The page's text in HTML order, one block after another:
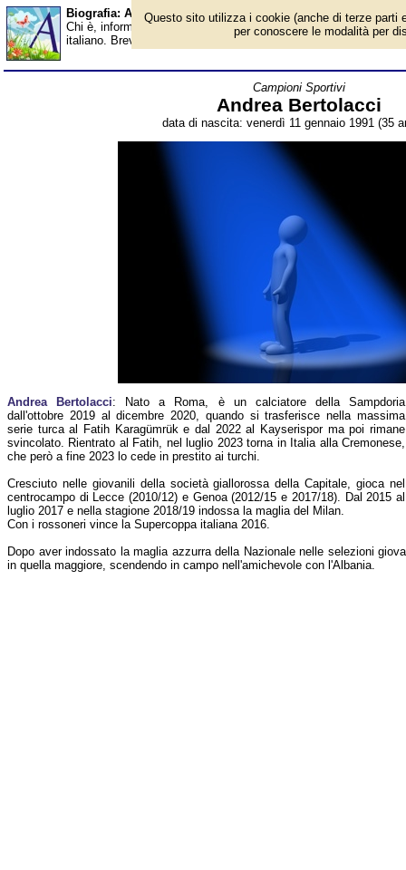
Biografia: Andrea Bertolacci - età - Almanacco
Chi è, informazioni, foto, qual è la data di nascita, età, dove è
italiano. Breve biografia. Voce dell'Almanacco.
Campioni Sportivi
Andrea Bertolacci
data di nascita: venerdì 11 gennaio 1991 (35
Andrea Bertolacci: Nato a Roma, è un calciatore della Sampdoria
dall'ottobre 2019 al dicembre 2020, quando si trasferisce nella massima
serie turca al Fatih Karagümrük e dal 2022 al Kayserispor ma poi rimane
svincolato. Rientrato al Fatih, nel luglio 2023 torna in Italia alla Cremonese,
che però a fine 2023 lo cede in prestito ai turchi.
Cresciuto nelle giovanili della società giallorossa della Capitale, gioca nel
centrocampo di Lecce (2010/12) e Genoa (2012/15 e 2017/18). Dal 2015 al
luglio 2017 e nella stagione 2018/19 indossa la maglia del Milan.
Con i rossoneri vince la Supercoppa italiana 2016.
Dopo aver indossato la maglia azzurra della Nazionale nelle selezioni
in quella maggiore, scendendo in campo nell'amichevole con l'Albania.
Questo sito utilizza i cookie (anche di terze parti
per conoscere le modalità per